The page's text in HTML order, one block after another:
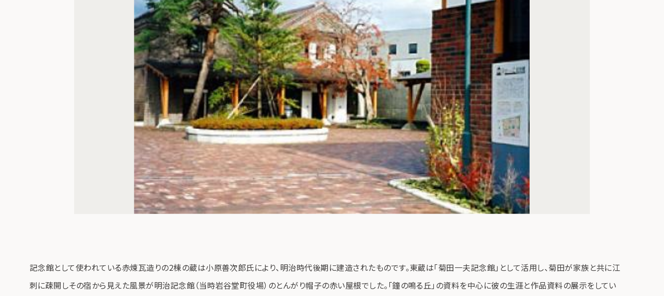
記念館として使われている赤煉瓦造りの2棟の蔵は小原善次郎氏により、明治時代後期に建造されたものです。東蔵は「菊田一夫記念館」として活用し、菊田が家族と共に江
刺に疎開しその宿から見えた風景が明治記念館（当時岩谷堂町役場）のとんがり帽子の赤い屋根でした。「鐘の鳴る丘」の資料を中心に彼の生涯と作品資料の展示をしてい